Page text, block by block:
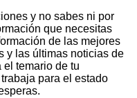
y no sabes ni por
que necesitas
de las mejores
y las últimas noticias de
temario de tu
para el estado